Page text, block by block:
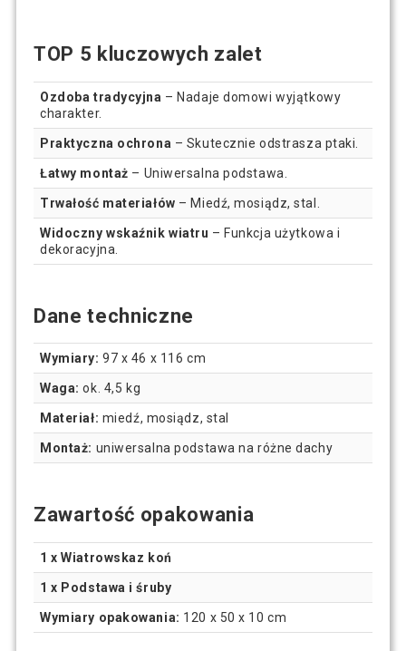
TOP 5 kluczowych zalet
Ozdoba tradycyjna – Nadaje domowi wyjątkowy
charakter.
Praktyczna ochrona – Skutecznie odstrasza ptaki.
Łatwy montaż – Uniwersalna podstawa.
Trwałość materiałów – Miedź, mosiądz, stal.
Widoczny wskaźnik wiatru – Funkcja użytkowa i
dekoracyjna.
Dane techniczne
Wymiary: 97 x 46 x 116 cm
Waga: ok. 4,5 kg
Materiał: miedź, mosiądz, stal
Montaż: uniwersalna podstawa na różne dachy
Zawartość opakowania
1 x Wiatrowskaz koń
1 x Podstawa i śruby
Wymiary opakowania: 120 x 50 x 10 cm